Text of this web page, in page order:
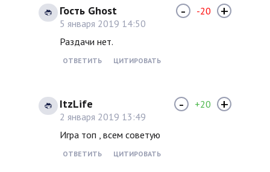
Гость Ghost
5 января 2019 14:50
Раздачи нет.
ОТВЕТИТЬ ЦИТИРОВАТЬ
- -20 +
ItzLife
2 января 2019 13:49
Игра топ , всем советую
ОТВЕТИТЬ ЦИТИРОВАТЬ
- +20 +